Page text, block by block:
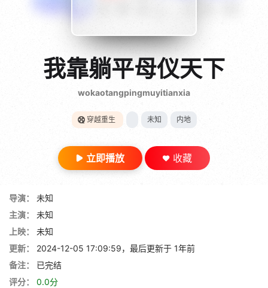
{if condition="$obj.vod_points
gt 0"}
28短剧
我靠躺平母仪天下
wokaotangpingmuyitianxia
穿越重生 未知 内地
立即播放 收藏
导演：
未知
主演：
未知
上映：
未知
更新：
2024-12-05 17:09:59，最后更新于 1年前
备注：
已完结
评分：
0.0分